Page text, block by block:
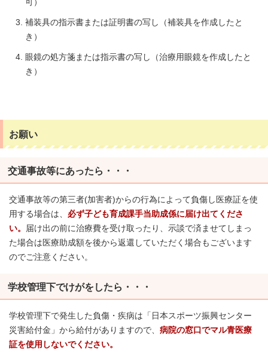
可）
補装具の指示書または証明書の写し（補装具を作成したと
き）
眼鏡の処方箋または指示書の写し（治療用眼鏡を作成したと
き）
お願い
交通事故等にあったら・・・
交通事故等の第三者(加害者)からの行為によって負傷し医療証を使
用する場合は、 必ず子ども育成課手当助成係に届け出てくださ
い。
届け出の前に治療費を受け取ったり、示談で済ませてしまっ
た場合は医療助成額を後から返還していただく場合もございます
のでご注意ください。
学校管理下でけがをしたら・・・
学校管理下で発生した負傷・疾病は「日本スポーツ振興センター
災害給付金」から給付がありますので、 病院の窓口でマル青医療
証を使用しないでください。